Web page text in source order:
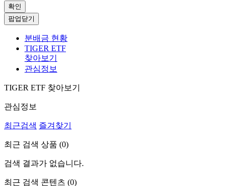
확인
팝업닫기
분배금 현황
TIGER ETF
찾아보기
관심정보
TIGER ETF 찾아보기
관심정보
최근검색 즐겨찾기
최근 검색 상품 (0)
검색 결과가 없습니다.
최근 검색 콘텐츠 (0)